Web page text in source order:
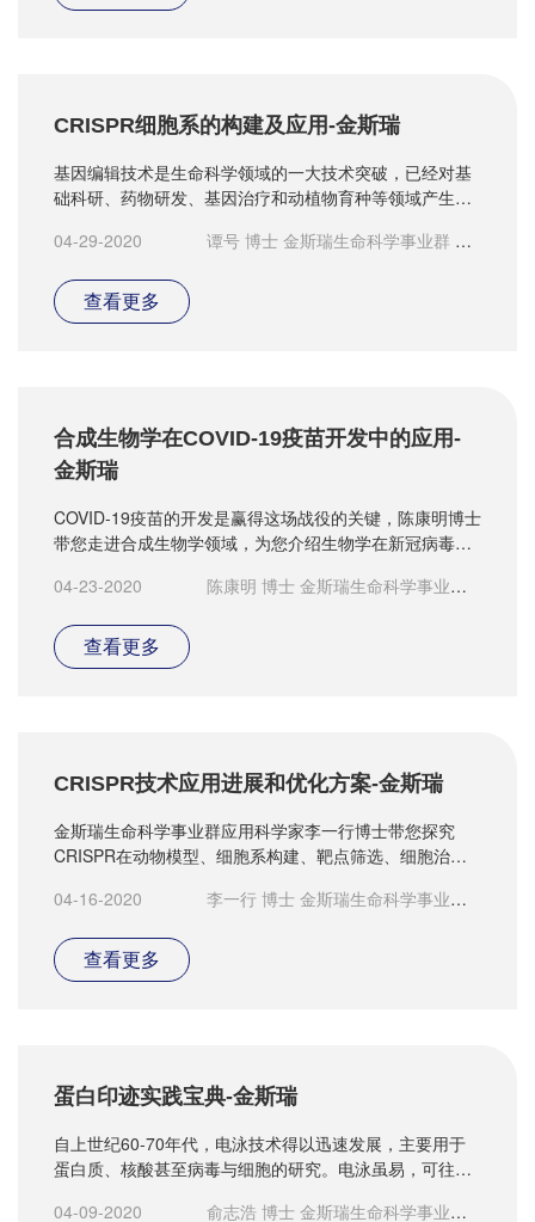
CRISPR细胞系的构建及应用-金斯瑞
基因编辑技术是生命科学领域的一大技术突破，已经对基
础科研、药物研发、基因治疗和动植物育种等领域产生极
04-29-2020
谭号 博士 金斯瑞生命科学事业群 资
查看更多
合成生物学在COVID-19疫苗开发中的应用-
金斯瑞
COVID-19疫苗的开发是赢得这场战役的关键，陈康明博士
带您走进合成生物学领域，为您介绍生物学在新冠病毒疫
04-23-2020
陈康明 博士 金斯瑞生命科学事业群
查看更多
CRISPR技术应用进展和优化方案-金斯瑞
金斯瑞生命科学事业群应用科学家李一行博士带您探究
CRISPR在动物模型、细胞系构建、靶点筛选、细胞治疗
应用。
04-16-2020
李一行 博士 金斯瑞生命科学事业群
查看更多
蛋白印迹实践宝典-金斯瑞
自上世纪60-70年代，电泳技术得以迅速发展，主要用于
蛋白质、核酸甚至病毒与细胞的研究。电泳虽易，可往往
04-09-2020 俞志浩 博士 金斯瑞生命科学事业群